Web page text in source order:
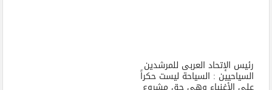
رئيس الإتحاد العربى للمرشدين
السياحيين : السياحة ليست حكراً